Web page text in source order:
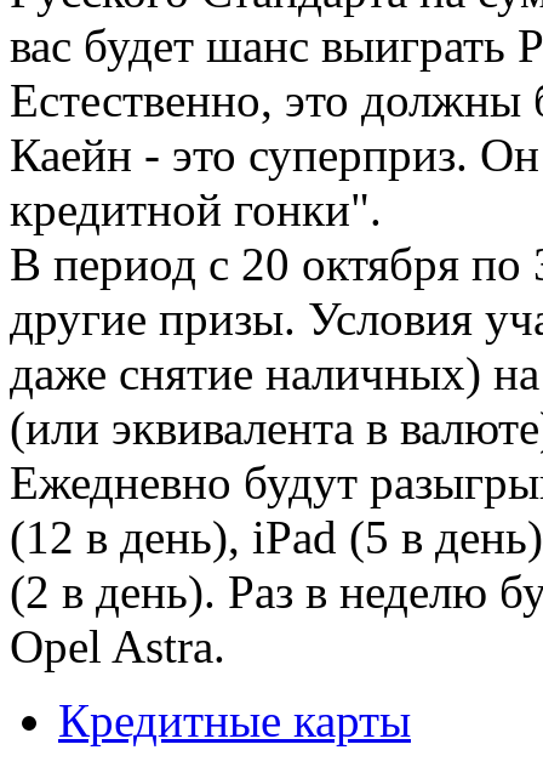
вас будет шанс выиграть
Естественно, это
Каейн - это суперприз.
кредитной гонки".
В период с 20 октября
другие призы. Условия
даже снятие наличных)
(или эквивалента в
Ежедневно будут
(12 в день), iPad (5 в
(2 в день). Раз в неделю
Opel Astra.
Кредитные карты